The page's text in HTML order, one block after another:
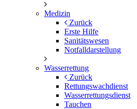
Medizin
Zurück
Erste Hilfe
Sanitätswesen
Notfalldarstellung
Wasserrettung
Zurück
Rettungswachdienst
Wasserrettungsdienst
Tauchen